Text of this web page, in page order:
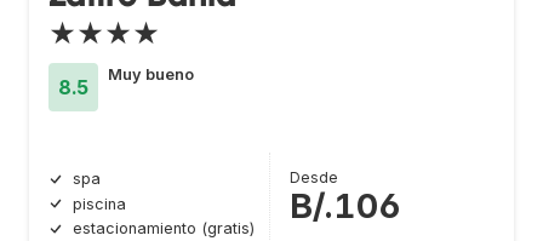
★★★★
8.5
Muy bueno
spa
piscina
estacionamiento (gratis)
Desde
B/.106